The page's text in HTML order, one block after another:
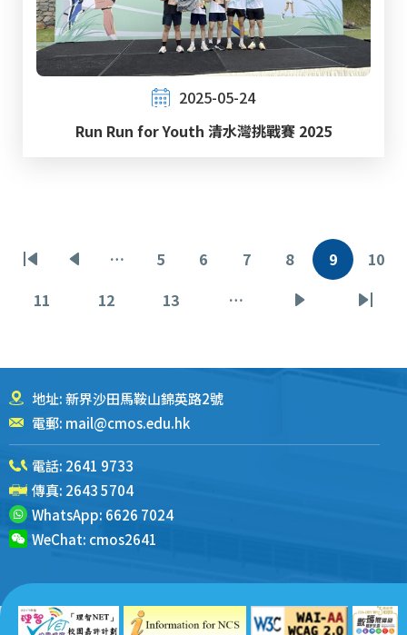
2025-05-24
Run Run for Youth 清水灣挑戰賽 2025
分
首
页
前
…
页
面
5
页
6
页
7
页
面
8
当
9
页
10
页
11
页
12
页
13 …
末
地址: 新界沙田馬鞍山錦英路2號
電郵: mail@cmos.edu.hk
電話: 2641 9733
傳真: 2643 5704
WhatsApp: 6626 7024
WeChat: cmos2641